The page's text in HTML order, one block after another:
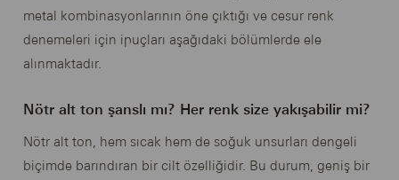
metal kombinasyonlarının öne çıktığı ve cesur renk
denemeleri için ipuçları aşağıdaki bölümlerde ele
alınmaktadır.
Nötr alt ton şanslı mı? Her renk size yakışabilir mi?
Nötr alt ton, hem sıcak hem de soğuk unsurları dengeli
biçimde barındıran bir cilt özelliğidir. Bu durum, geniş bir